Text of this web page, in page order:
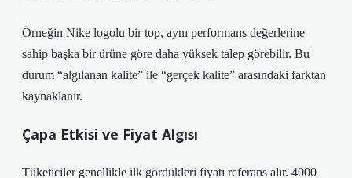
Örneğin Nike logolu bir top, aynı performans değerlerine
sahip başka bir ürüne göre daha yüksek talep görebilir. Bu
durum “algılanan kalite” ile “gerçek kalite” arasındaki farktan
kaynaklanır.
Çapa Etkisi ve Fiyat Algısı
Tüketiciler genellikle ilk gördükleri fiyatı referans alır. 4000